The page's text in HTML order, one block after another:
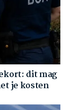
dit mag
je kosten